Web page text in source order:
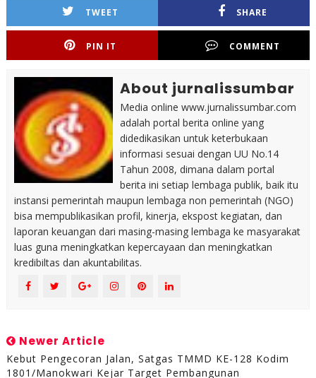
TWEET SHARE
PIN IT COMMENT
About jurnalissumbar
Media online www.jurnalissumbar.com
adalah portal berita online yang
didedikasikan untuk keterbukaan
informasi sesuai dengan UU No.14
Tahun 2008, dimana dalam portal
berita ini setiap lembaga publik, baik itu
instansi pemerintah maupun lembaga non pemerintah (NGO)
bisa mempublikasikan profil, kinerja, ekspost kegiatan, dan
laporan keuangan dari masing-masing lembaga ke masyarakat
luas guna meningkatkan kepercayaan dan meningkatkan
kredibiltas dan akuntabilitas.
Newer Article
Kebut Pengecoran Jalan, Satgas TMMD KE-128 Kodim
1801/Manokwari Kejar Target Pembangunan